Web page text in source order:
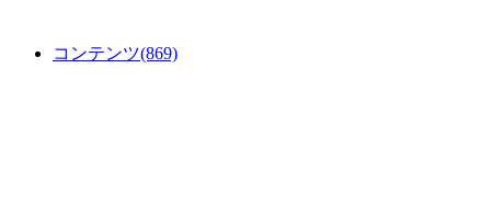
コンテンツ(869)